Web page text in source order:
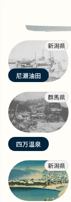
新潟県
尼瀬油田
群馬県
四万温泉
新潟県